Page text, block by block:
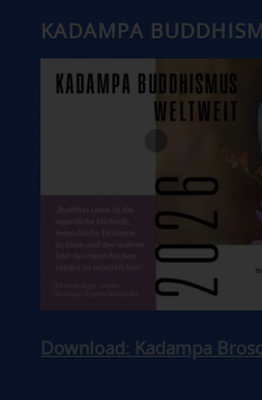
KADAMPA
Download: Kadampa